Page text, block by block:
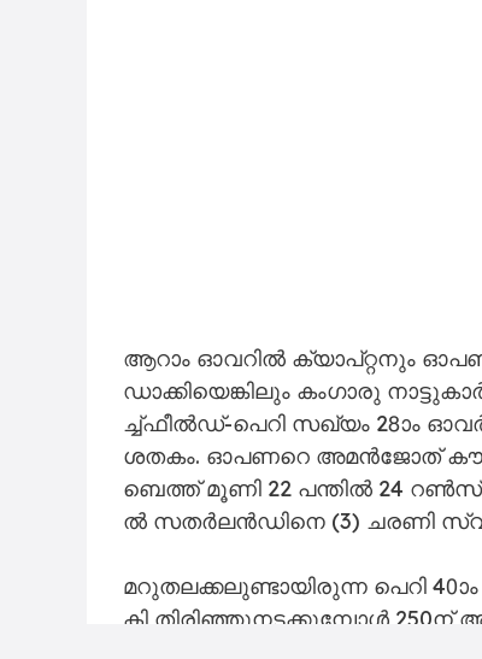
ആ​റാം ഓ​വ​റി​ൽ ക്യാ​പ്റ്റ​നും
ഡാ​ക്കി​യെ​ങ്കി​ലും കം​ഗാ​രു
ച്ച്ഫീ​ൽ​ഡ്-​പെ​റി സ​ഖ്യം 28ാം
ശ​ത​കം. ഓ​പ​ണ​റെ അ​മ​ൻ​ജോ​ത് കൗ​ർ
ബെ​ത്ത് മൂ​ണി 22 പ​ന്തി​ൽ 24 റ​ൺ​സ്
ൽ സ​ത​ർ​ല​ൻ​ഡി​നെ (3) ച​ര​ണി
മ​റു​ത​ല​ക്ക​ലു​ണ്ടാ​യി​രു​ന്ന പെ​റി
കി തി​രി​ഞ്ഞു​ന​ട​ക്കു​മ്പോ​ൾ 250ന്